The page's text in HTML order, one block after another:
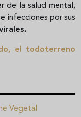
de la salud mental,
infecciones por sus
el todoterreno
Vegetal